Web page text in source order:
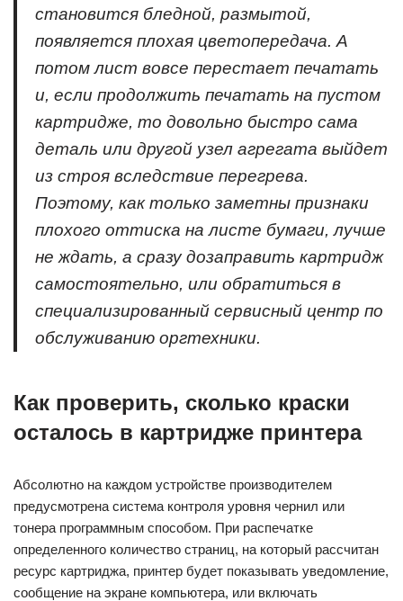
становится бледной, размытой,
появляется плохая цветопередача. А
потом лист вовсе перестает печатать
и, если продолжить печатать на пустом
картридже, то довольно быстро сама
деталь или другой узел агрегата выйдет
из строя вследствие перегрева.
Поэтому, как только заметны признаки
плохого оттиска на листе бумаги, лучше
не ждать, а сразу дозаправить картридж
самостоятельно, или обратиться в
специализированный сервисный центр по
обслуживанию оргтехники.
Как проверить, сколько краски
осталось в картридже принтера
Абсолютно на каждом устройстве производителем
предусмотрена система контроля уровня чернил или
тонера программным способом. При распечатке
определенного количество страниц, на который рассчитан
ресурс картриджа, принтер будет показывать уведомление,
сообщение на экране компьютера, или включать